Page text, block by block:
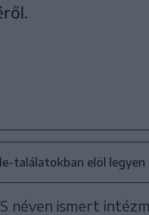
találatokban elöl legyen
néven ismert